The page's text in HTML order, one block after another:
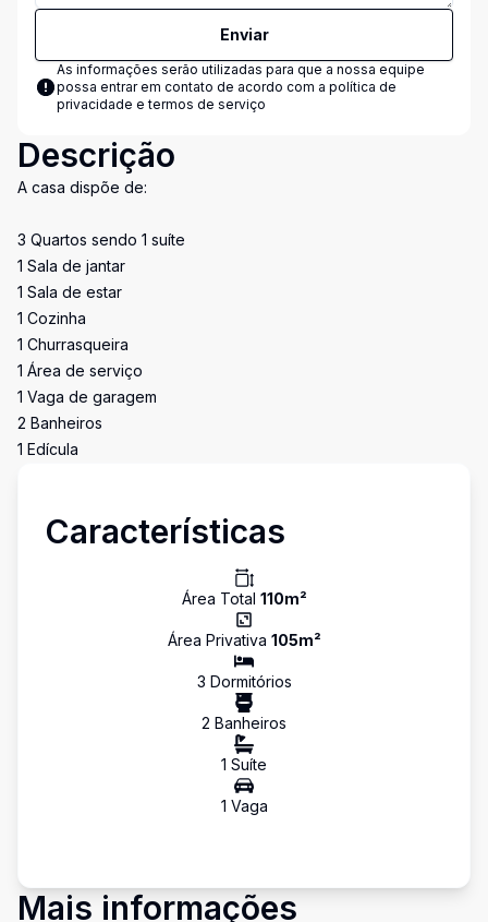
Enviar
As informações serão utilizadas para que a nossa equipe
possa entrar em contato de acordo com a política de
privacidade e termos de serviço
Descrição
A casa dispõe de:
3 Quartos sendo 1 suíte
1 Sala de jantar
1 Sala de estar
1 Cozinha
1 Churrasqueira
1 Área de serviço
1 Vaga de garagem
2 Banheiros
1 Edícula
Características
Área Total 110m²
Área Privativa 105m²
3 Dormitórios
2 Banheiros
1 Suíte
1 Vaga
Mais informações